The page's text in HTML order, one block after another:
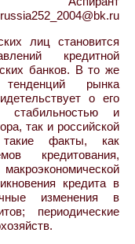
лиц становится
кредитной
банков. В то же
рынка
о его
и
так и российской
факты, как
кредитования,
кредита в
изменения в
периодические